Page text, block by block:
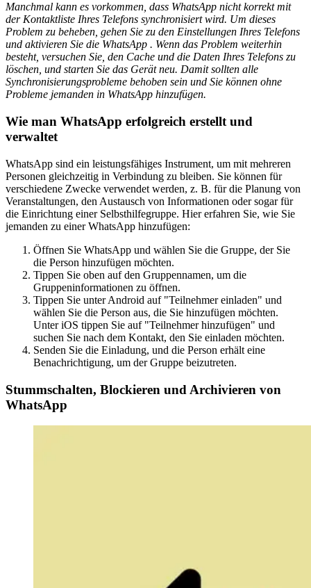
Manchmal kann es vorkommen, dass WhatsApp nicht korrekt mit
der Kontaktliste Ihres Telefons synchronisiert wird. Um dieses
Problem zu beheben, gehen Sie zu den Einstellungen Ihres Telefons
und aktivieren Sie die WhatsApp . Wenn das Problem weiterhin
besteht, versuchen Sie, den Cache und die Daten Ihres Telefons zu
löschen, und starten Sie das Gerät neu. Damit sollten alle
Synchronisierungsprobleme behoben sein und Sie können ohne
Probleme jemanden in WhatsApp hinzufügen.
Wie man WhatsApp erfolgreich erstellt und
verwaltet
WhatsApp sind ein leistungsfähiges Instrument, um mit mehreren
Personen gleichzeitig in Verbindung zu bleiben. Sie können für
verschiedene Zwecke verwendet werden, z. B. für die Planung von
Veranstaltungen, den Austausch von Informationen oder sogar für
die Einrichtung einer Selbsthilfegruppe. Hier erfahren Sie, wie Sie
jemanden zu einer WhatsApp hinzufügen:
Öffnen Sie WhatsApp und wählen Sie die Gruppe, der Sie
die Person hinzufügen möchten.
Tippen Sie oben auf den Gruppennamen, um die
Gruppeninformationen zu öffnen.
Tippen Sie unter Android auf "Teilnehmer einladen" und
wählen Sie die Person aus, die Sie hinzufügen möchten.
Unter iOS tippen Sie auf "Teilnehmer hinzufügen" und
suchen Sie nach dem Kontakt, den Sie einladen möchten.
Senden Sie die Einladung, und die Person erhält eine
Benachrichtigung, um der Gruppe beizutreten.
Stummschalten, Blockieren und Archivieren von
WhatsApp